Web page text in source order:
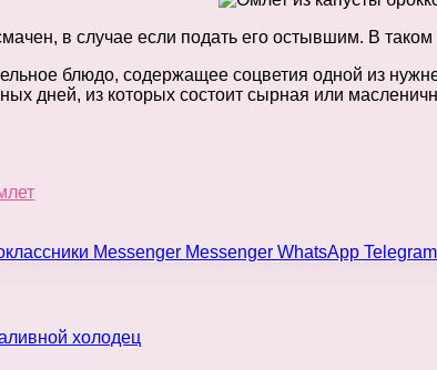
в случае если подать его остывшим. В
блюдо, содержащее соцветия одной из
дней, из которых состоит сырная или
Messenger Messenger WhatsApp Telegram